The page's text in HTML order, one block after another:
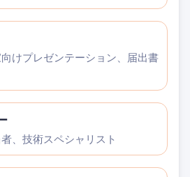
けプレゼンテーション、届出書
、技術スペシャリスト